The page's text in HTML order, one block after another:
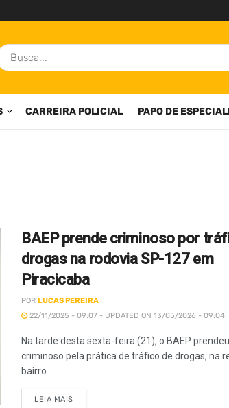
CARREIRA POLICIAL PAPO DE
BAEP prende criminoso por
drogas na rodovia SP-127 em
Piracicaba
POR LUCAS PEREIRA
22/11/2025 - 09:07 - UPDATED ON 13/05/2026 - 09:04
Na tarde desta sexta-feira (21), o BAEP
criminoso pela prática de tráfico de drogas, na
bairro ...
LEIA MAIS